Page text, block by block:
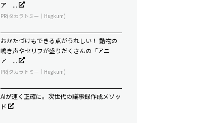
ア ...
PR(タカラトミー｜Hugkum)
おかたづけもできる点がうれしい！ 動物の
鳴き声やセリフが盛りだくさんの「アニ
ア ...
PR(タカラトミー｜Hugkum)
AIが速く正確に。次世代の議事録作成メソッ
ド